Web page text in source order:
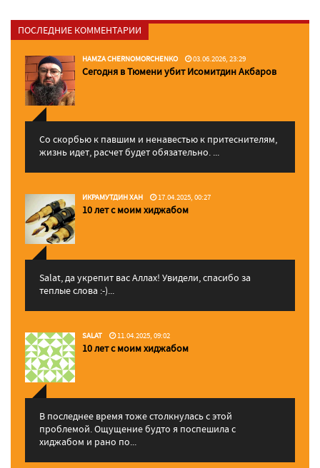
ПОСЛЕДНИЕ КОММЕНТАРИИ
HAMZA CHERNOMORCHENKO 03.06.2026, 23:29
Сегодня в Тюмени убит Исомитдин Акбаров
Со скорбью к павшим и ненавестью к притеснителям,
жизнь идет, расчет будет обязательно. ...
ИКРАМУТДИН ХАН 17.04.2025, 00:27
10 лет с моим хиджабом
Salat, да укрепит вас Аллаx! Увидели, спасибо за
теплые слова :-)...
SALAT 11.04.2025, 09:02
10 лет с моим хиджабом
В последнее время тоже столкнулась с этой
проблемой. Ощущение будто я поспешила с
хиджабом и рано по...